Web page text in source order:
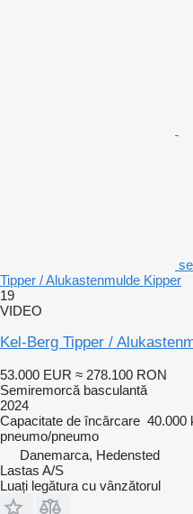
Tipper / Alukastenmulde Kipper
19
VIDEO
Kel-Berg Tipper /
53.000 EUR ≈ 278.100 RON
Semiremorcă basculantă
2024
Capacitate de încărcare 40.000
pneumo/pneumo
Danemarca, Hedensted
Lastas A/S
Luați legătura cu vânzătorul